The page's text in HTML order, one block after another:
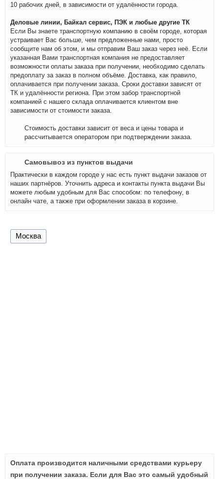
10 рабочих дней, в зависимости от удалённости города.
Деловые линии, Байкал сервис, ПЭК и любые другие ТК
Если Вы знаете транспортную компанию в своём городе, которая
устраивает Вас больше, чем предложенные нами, просто
сообщите нам об этом, и мы отправим Ваш заказ через неё. Если
указанная Вами транспортная компания не предоставляет
возможности оплаты заказа при получении, необходимо сделать
предоплату за заказ в полном объёме. Доставка, как правило,
оплачивается при получении заказа. Сроки доставки зависят от
ТК и удалённости региона. При этом забор транспортной
компанией с нашего склада оплачивается клиентом вне
зависимости от стоимости заказа.
Стоимость доставки зависит от веса и цены товара и
рассчитывается оператором при подтверждении заказа.
Самовывоз из пунктов выдачи
Практически в каждом городе у нас есть пункт выдачи заказов от
наших партнёров. Уточнить адреса и контакты пункта выдачи Вы
можете любым удобным для Вас способом: по телефону, в
онлайн чате, а также при оформлении заказа в корзине.
Москва
Оплата производится наличными средствами курьеру
при получении заказа. Если для Вас это самый удобный